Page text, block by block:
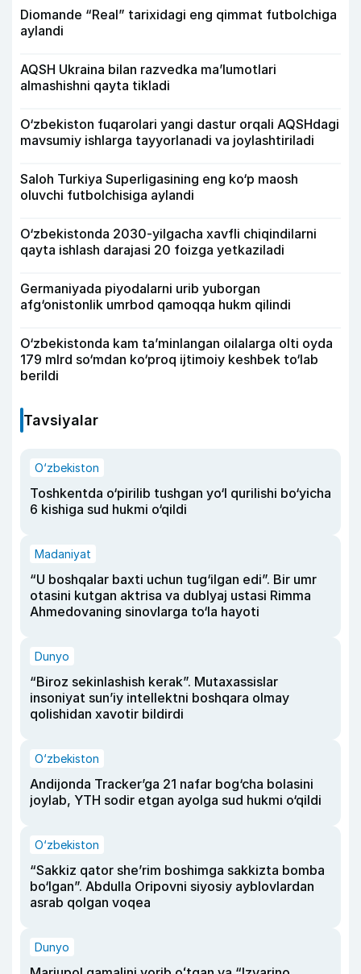
Diomande “Real” tarixidagi eng qimmat futbolchiga
aylandi
AQSH Ukraina bilan razvedka ma’lumotlari
almashishni qayta tikladi
O‘zbekiston fuqarolari yangi dastur orqali AQSHdagi
mavsumiy ishlarga tayyorlanadi va joylashtiriladi
Saloh Turkiya Superligasining eng ko‘p maosh
oluvchi futbolchisiga aylandi
O‘zbekistonda 2030-yilgacha xavfli chiqindilarni
qayta ishlash darajasi 20 foizga yetkaziladi
Germaniyada piyodalarni urib yuborgan
afg‘onistonlik umrbod qamoqqa hukm qilindi
O‘zbekistonda kam ta’minlangan oilalarga olti oyda
179 mlrd so‘mdan ko‘proq ijtimoiy keshbek to‘lab
berildi
Tavsiyalar
O‘zbekiston
Toshkentda o‘pirilib tushgan yo‘l qurilishi bo‘yicha
6 kishiga sud hukmi o‘qildi
Madaniyat
“U boshqalar baxti uchun tug‘ilgan edi”. Bir umr
otasini kutgan aktrisa va dublyaj ustasi Rimma
Ahmedovaning sinovlarga to‘la hayoti
Dunyo
“Biroz sekinlashish kerak”. Mutaxassislar
insoniyat sun’iy intellektni boshqara olmay
qolishidan xavotir bildirdi
O‘zbekiston
Andijonda Tracker’ga 21 nafar bog‘cha bolasini
joylab, YTH sodir etgan ayolga sud hukmi o‘qildi
O‘zbekiston
“Sakkiz qator she’rim boshimga sakkizta bomba
bo‘lgan”. Abdulla Oripovni siyosiy ayblovlardan
asrab qolgan voqea
Dunyo